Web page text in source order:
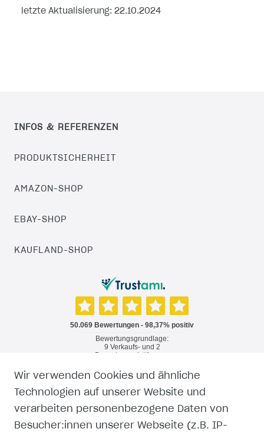
letzte Aktualisierung: 22.10.2024
INFOS & REFERENZEN
PRODUKTSICHERHEIT
AMAZON-SHOP
EBAY-SHOP
KAUFLAND-SHOP
RECHTLICHES
WIDERRUFSRECHT
Wir verwenden Cookies und ähnliche
Technologien auf unserer Website und
verarbeiten personenbezogene Daten von
Besucher:innen unserer Webseite (z.B. IP-